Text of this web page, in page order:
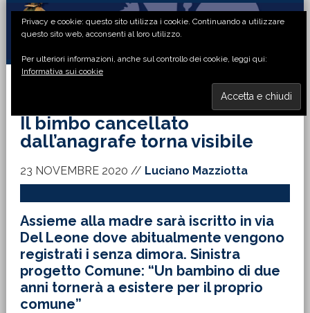
Passa
primaria
Passa
principale
Passa
laterale
Passa
di
Il bimbo cancellato
dall’anagrafe torna visibile
23 NOVEMBRE 2020 // Luciano Mazziotta
Assieme alla madre sarà iscritto in via
Del Leone dove abitualmente vengono
registrati i senza dimora. Sinistra
progetto Comune: “Un bambino di due
anni tornerà a esistere per il proprio
comune”
Privacy e cookie: questo sito utilizza i cookie. Continuando a utilizzare
questo sito web, acconsenti al loro utilizzo.
Per ulteriori informazioni, anche sul controllo dei cookie, leggi qui:
Informativa sui cookie